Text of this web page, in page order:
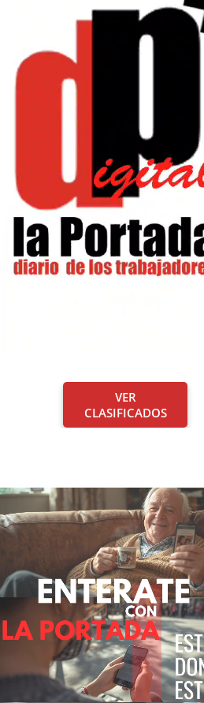
VER
CLASIFICADOS